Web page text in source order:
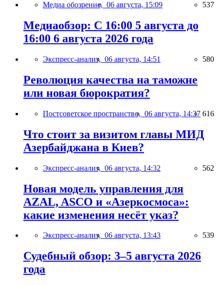
Медиа обозрение, 06 августа, 15:09 537
Медиаобзор: С 16:00 5 августа до
16:00 6 августа 2026 года
Экспресс-анализ, 06 августа, 14:51 580
Революция качества на таможне
или новая бюрократия?
Постсоветское пространство, 06 августа, 14:37 616
Что стоит за визитом главы МИД
Азербайджана в Киев?
Экспресс-анализ, 06 августа, 14:32 562
Новая модель управления для
AZAL, ASCO и «Азеркосмоса»:
какие изменения несёт указ?
Экспресс-анализ, 06 августа, 13:43 539
Судебный обзор: 3–5 августа 2026
года